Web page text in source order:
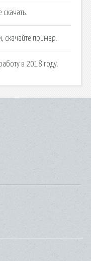
скачайте пример.
в 2018 году.